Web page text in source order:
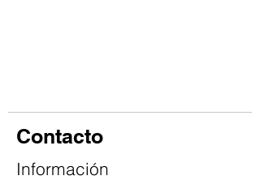
Contacto
Información